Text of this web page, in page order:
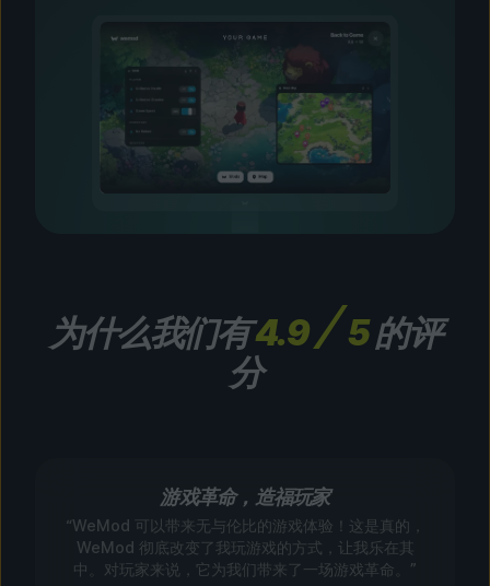
为什么我们有4.9 5的评
分
游戏革命，造福玩家
“WeMod 可以带来无与伦比的游戏体验！这是真的，
WeMod 彻底改变了我玩游戏的方式，让我乐在其
中。对玩家来说，它为我们带来了一场游戏革命。”